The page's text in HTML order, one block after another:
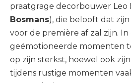
praatgrage decorbouwer Leo
Bosmans), die belooft dat
voor de première af zal zijn. In
geëmotioneerde momenten
op zijn sterkst, hoewel ook
tijdens rustige momenten